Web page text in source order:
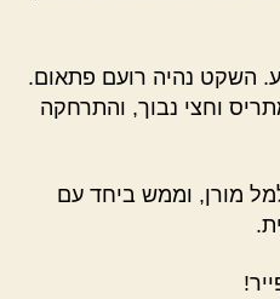
השקט נהיה רועם פתאום.
וחצי נבוך, והתרחקה
מורן, וממש ביחד עם